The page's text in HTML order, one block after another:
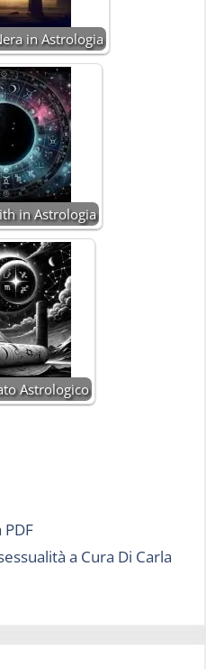
in Astrologia
in Astrologia
Astrologico
a Cura Di Carla